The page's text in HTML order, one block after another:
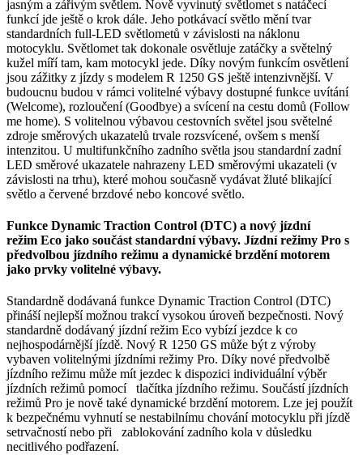
jasným a zářivým světlem. Nově vyvinutý světlomet s natáčecí
funkcí jde ještě o krok dále. Jeho potkávací světlo mění tvar
standardních full-LED světlometů v závislosti na náklonu
motocyklu. Světlomet tak dokonale osvětluje zatáčky a světelný
kužel míří tam, kam motocykl jede. Díky novým funkcím osvětlení
jsou zážitky z jízdy s modelem R 1250 GS ještě intenzivnější. V
budoucnu budou v rámci volitelné výbavy dostupné funkce uvítání
(Welcome), rozloučení (Goodbye) a svícení na cestu domů (Follow
me home). S volitelnou výbavou cestovních světel jsou světelné
zdroje směrových ukazatelů trvale rozsvícené, ovšem s menší
intenzitou. U multifunkčního zadního světla jsou standardní zadní
LED směrové ukazatele nahrazeny LED směrovými ukazateli (v
závislosti na trhu), které mohou současně vydávat žluté blikající
světlo a červené brzdové nebo koncové světlo.
Funkce Dynamic Traction Control (DTC) a nový jízdní
režim Eco jako součást standardní výbavy. Jízdní režimy Pro s
předvolbou jízdního režimu a dynamické brzdění motorem
jako prvky volitelné výbavy.
Standardně dodávaná funkce Dynamic Traction Control (DTC)
přináší nejlepší možnou trakcí vysokou úroveň bezpečnosti. Nový
standardně dodávaný jízdní režim Eco vybízí jezdce k co
nejhospodárnější jízdě. Nový R 1250 GS může být z výroby
vybaven volitelnými jízdními režimy Pro. Díky nové předvolbě
jízdního režimu může mít jezdec k dispozici individuální výběr
jízdních režimů pomocí tlačítka jízdního režimu. Součástí jízdních
režimů Pro je nově také dynamické brzdění motorem. Lze jej použít
k bezpečnému vyhnutí se nestabilnímu chování motocyklu při jízdě
setrvačností nebo při zablokování zadního kola v důsledku
necitlivého podřazení.